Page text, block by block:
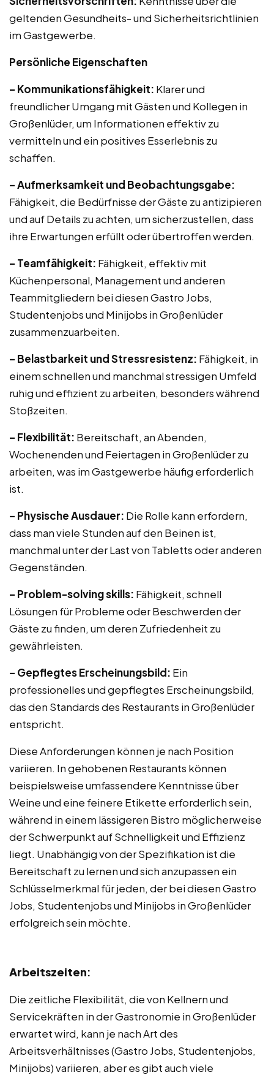
geltenden Gesundheits- und Sicherheitsrichtlinien
im Gastgewerbe.
Persönliche Eigenschaften
– Kommunikationsfähigkeit: Klarer und
freundlicher Umgang mit Gästen und Kollegen in
Großenlüder, um Informationen effektiv zu
vermitteln und ein positives Esserlebnis zu
schaffen.
– Aufmerksamkeit und Beobachtungsgabe:
Fähigkeit, die Bedürfnisse der Gäste zu antizipieren
und auf Details zu achten, um sicherzustellen, dass
ihre Erwartungen erfüllt oder übertroffen werden.
– Teamfähigkeit: Fähigkeit, effektiv mit
Küchenpersonal, Management und anderen
Teammitgliedern bei diesen Gastro Jobs,
Studentenjobs und Minijobs in Großenlüder
zusammenzuarbeiten.
– Belastbarkeit und Stressresistenz: Fähigkeit, in
einem schnellen und manchmal stressigen Umfeld
ruhig und effizient zu arbeiten, besonders während
Stoßzeiten.
– Flexibilität: Bereitschaft, an Abenden,
Wochenenden und Feiertagen in Großenlüder zu
arbeiten, was im Gastgewerbe häufig erforderlich
ist.
– Physische Ausdauer: Die Rolle kann erfordern,
dass man viele Stunden auf den Beinen ist,
manchmal unter der Last von Tabletts oder anderen
Gegenständen.
– Problem-solving skills: Fähigkeit, schnell
Lösungen für Probleme oder Beschwerden der
Gäste zu finden, um deren Zufriedenheit zu
gewährleisten.
– Gepflegtes Erscheinungsbild: Ein
professionelles und gepflegtes Erscheinungsbild,
das den Standards des Restaurants in Großenlüder
entspricht.
Diese Anforderungen können je nach Position
variieren. In gehobenen Restaurants können
beispielsweise umfassendere Kenntnisse über
Weine und eine feinere Etikette erforderlich sein,
während in einem lässigeren Bistro möglicherweise
der Schwerpunkt auf Schnelligkeit und Effizienz
liegt. Unabhängig von der Spezifikation ist die
Bereitschaft zu lernen und sich anzupassen ein
Schlüsselmerkmal für jeden, der bei diesen Gastro
Jobs, Studentenjobs und Minijobs in Großenlüder
erfolgreich sein möchte.
Arbeitszeiten:
Die zeitliche Flexibilität, die von Kellnern und
Servicekräften in der Gastronomie in Großenlüder
erwartet wird, kann je nach Art des
Arbeitsverhältnisses (Gastro Jobs, Studentenjobs,
Minijobs) variieren, aber es gibt auch viele